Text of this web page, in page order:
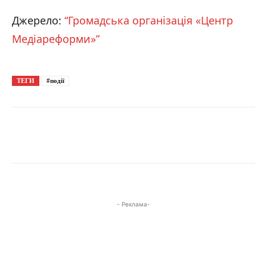
Джерело: “Громадська організація «Центр
Медіареформи»”
ТЕГИ #події
- Реклама-